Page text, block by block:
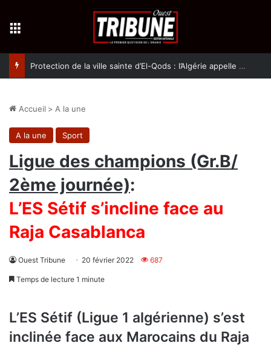
Protection de la ville sainte d’El-Qods : l’Algérie appelle à une action collective
Accueil > A la une
A la une Sport
Ligue des champions (Gr.B/
2ème journée):
L’ES Sétif s’incline face au
Raja Casablanca
Ouest Tribune 20 février 2022 687
Temps de lecture 1 minute
L’ES Sétif (Ligue 1 algérienne) s’est
inclinée face aux Marocains du Raja